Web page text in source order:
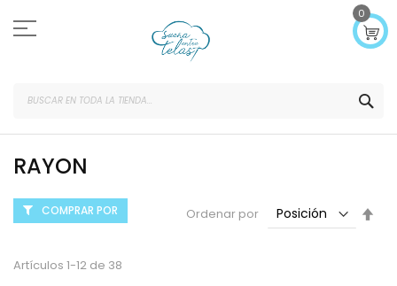
al
contenido
0
RAYON
Artículos 1-12 de 38
Ordenar por
COMPRAR POR